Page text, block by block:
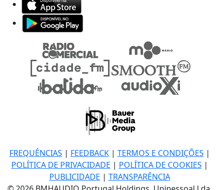
FREQUÊNCIAS | FEEDBACK| TERMOS E CONDIÇÕES |
POLÍTICA DE PRIVACIDADE | POLÍTICA DE COOKIES |
PUBLICIDADE | TRANSPARÊNCIA